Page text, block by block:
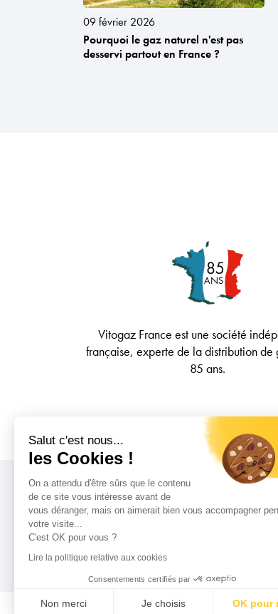
Salut c'est nous...
les Cookies !
On a attendu d'être sûrs que le contenu
de ce site vous intéresse avant de
vous déranger, mais on aimerait bien vous accompagner
votre visite...
C'est OK pour vous ?
Lire la politique relative aux cookies
Consentements certifiés par
Non merci Je choisis OK pour
09 février 2026
Pourquoi le gaz naturel n'est pas
desservi partout en France ?
Vitogaz France est une société
française, experte de la distribution de
85 ans.
Notre actualité